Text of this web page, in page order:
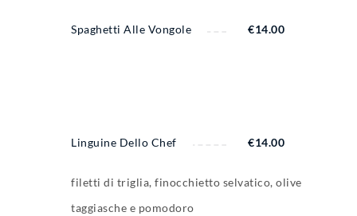
Spaghetti Alle Vongole €14.00
Linguine Dello Chef €14.00
filetti di triglia, finocchietto selvatico, olive
taggiasche e pomodoro